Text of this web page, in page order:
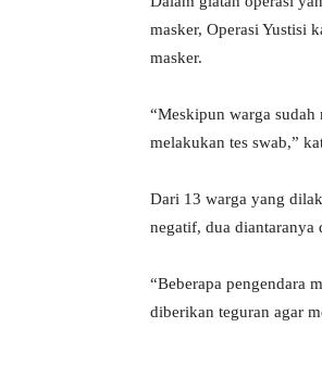
masker, Operasi Yustisi
masker.
“Meskipun warga sudah
melakukan tes swab,”
Dari 13 warga yang
negatif, dua diantaranya
“Beberapa pengendara
diberikan teguran agar